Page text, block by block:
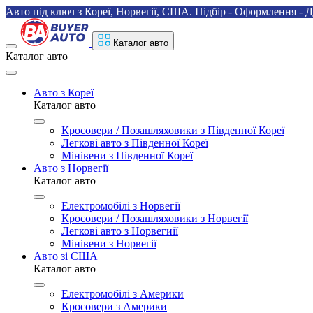
Авто під ключ з Кореї, Норвегії, США. Підбір - Оформлення -
Каталог авто
Каталог авто
Авто з Кореї
Каталог авто
Кросовери / Позашляховики з Південної Кореї
Легкові авто з Південної Кореї
Мінівени з Південної Кореї
Авто з Норвегії
Каталог авто
Електромобілі з Норвегії
Кросовери / Позашляховики з Норвегії
Легкові авто з Норвегиії
Мінівени з Норвегії
Авто зі США
Каталог авто
Електромобілі з Америки
Кросовери з Америки